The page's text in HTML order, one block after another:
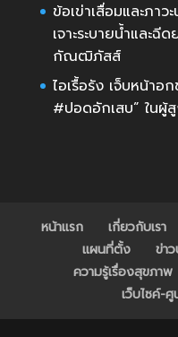
ข้อเข่าเสื่อมและภา
เจาะระบายน้ำและ
กัณฒิภัสส์
ไอเรื้อรัง เจ็บหน้า
#ปอดอักเสบ” ในผู้
หน้าแรก เกี่ยวกับเรา
แผนที่ตั้ง
ข่า
ความรู้เรื่องสุขภาพ
เว็บไซค์-